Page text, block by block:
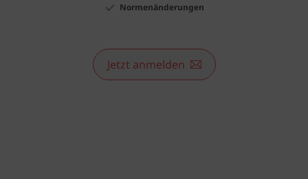
Normenänderungen
Jetzt anmelden